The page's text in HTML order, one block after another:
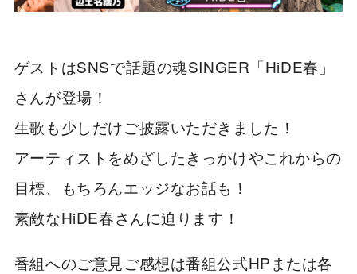
ゲストはSNSで話題の魂SINGER「HiDE春」
さんが登場！
生歌も少しだけご披露いただきました！
アーティストをめざしたきっかけやこれからの
目標、もちろんエッジなお話も！
素敵なHiDE春さんに迫ります！
番組へのご意見ご感想は番組公式HPまたは各